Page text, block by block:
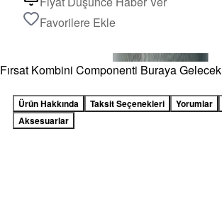
Favorilere Ekle
Fırsat Kombini Componenti Buraya Gelecek
Ürün Hakkında Taksit Seçenekleri Yorumlar
Aksesuarlar